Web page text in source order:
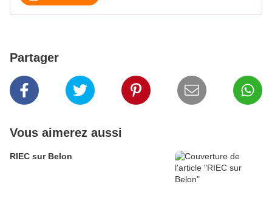
Partager
Vous aimerez aussi
RIEC sur Belon